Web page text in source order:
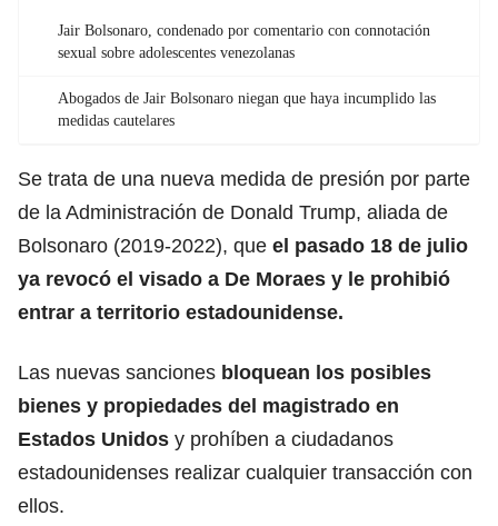
Jair Bolsonaro, condenado por comentario con connotación
sexual sobre adolescentes venezolanas
Abogados de Jair Bolsonaro niegan que haya incumplido las
medidas cautelares
Se trata de una nueva medida de presión por parte
de la Administración de Donald Trump, aliada de
Bolsonaro (2019-2022), que el pasado 18 de julio
ya revocó el visado a De Moraes y le prohibió
entrar a territorio estadounidense.
Las nuevas sanciones bloquean los posibles
bienes y propiedades del magistrado en
Estados Unidos y prohíben a ciudadanos
estadounidenses realizar cualquier transacción con
ellos.